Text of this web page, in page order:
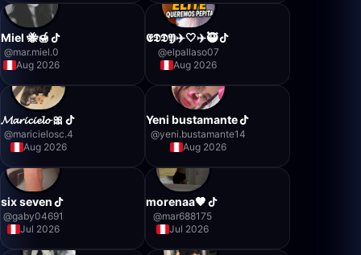
Miel 🐝🍯
@mar.miel.0
Aug 2026
𝕰𝕯𝕯𝖄✈️🤍✈️🥷
@elpallaso07
Aug 2026
𝓜𝓪𝓻𝓲𝓬𝓲𝓮𝓵𝓸 🎀
@maricielosc.4
Aug 2026
Yeni bustamante
@yeni.bustamante14
Aug 2026
six seven
@gaby04691
Jul 2026
morenaa🤎
@mar688175
Jul 2026